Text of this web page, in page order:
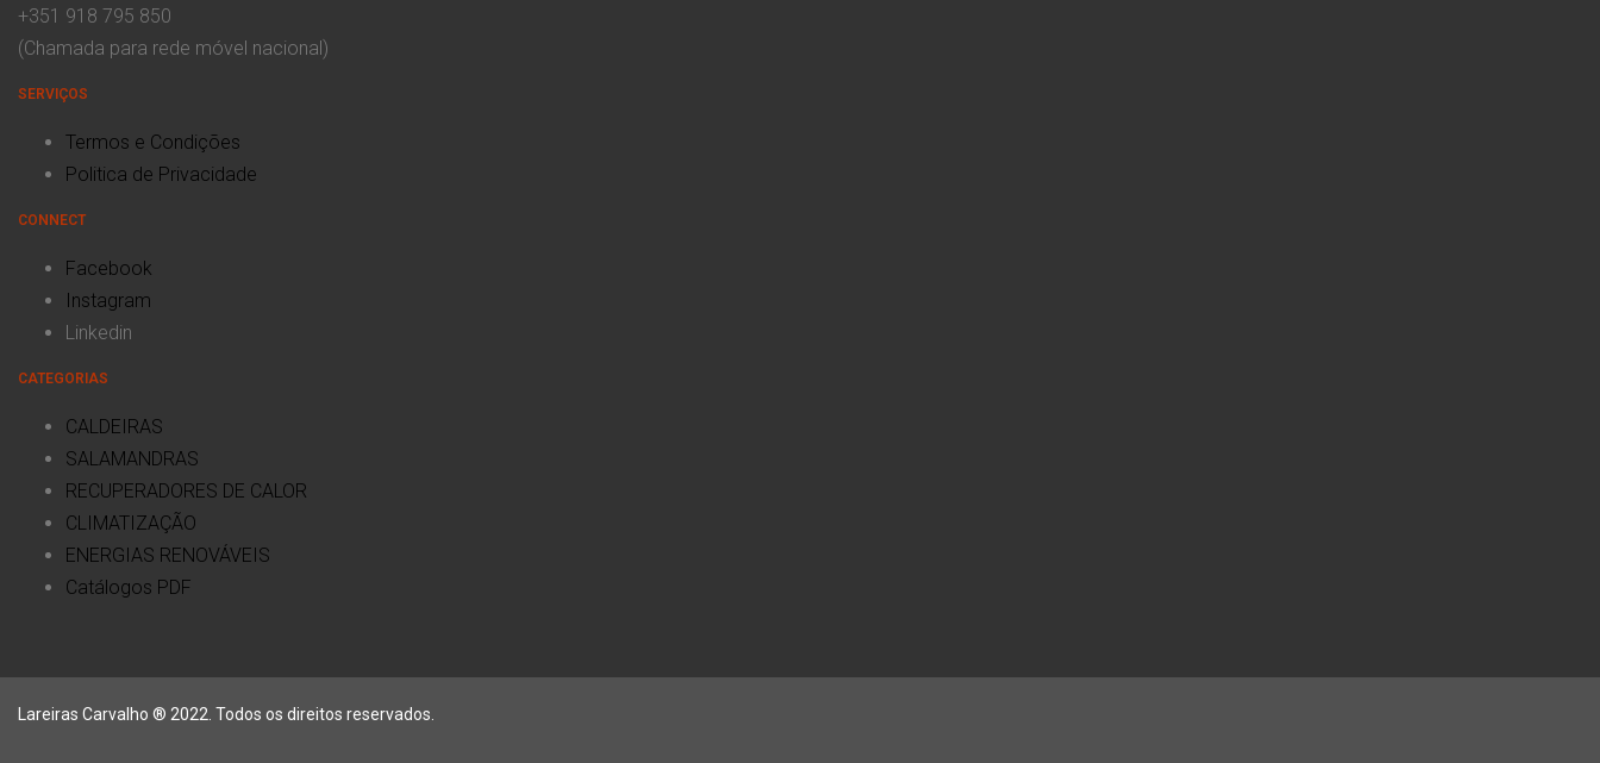
+351 918 795 850
(Chamada para rede móvel nacional)
SERVIÇOS
Termos e Condições
Politica de Privacidade
CONNECT
Facebook
Instagram
Linkedin
CATEGORIAS
CALDEIRAS
SALAMANDRAS
RECUPERADORES DE CALOR
CLIMATIZAÇÃO
ENERGIAS RENOVÁVEIS
Catálogos PDF
Lareiras Carvalho ® 2022. Todos os direitos reservados.